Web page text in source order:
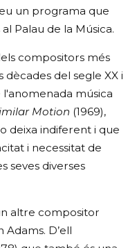
un programa que
Palau de la Música.
compositors més
del segle XX i
l'anomenada música
Motion (1969),
deixa indiferent i que
i necessitat de
seves diverses
altre compositor
D’ell